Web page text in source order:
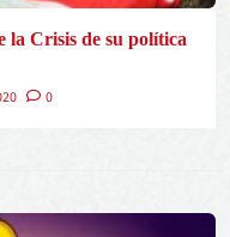
la Crisis de su política
0